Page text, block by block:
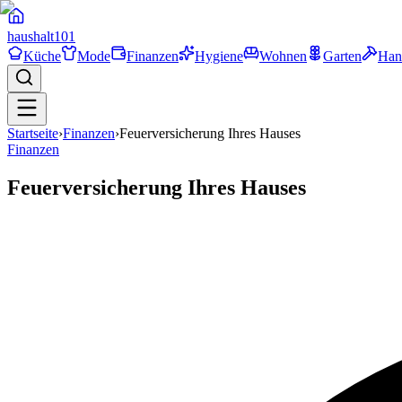
haushalt101
Küche
Mode Finanzen Hygiene Wohnen Garten
Startseite›Finanzen›Feuerversicherung Ihres Hauses
Finanzen
Feuerversicherung Ihres Hauses